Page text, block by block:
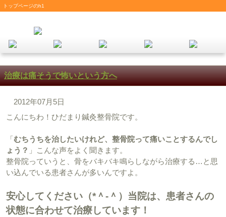
トップページのh1
治療は痛そうで怖いという方へ
2012年07月5日
こんにちわ！ひだまり鍼灸整骨院です。
「むちうちを治したいけれど、整骨院って痛いことするんでし
ょう？ 」こんな声をよく聞きます。
整骨院っていうと、骨をバキバキ鳴らしながら治療する…と思
い込んでいる患者さんが多いんですよ。
安心してください（*＾-＾）当院は、患者さんの
状態に合わせて治療しています！